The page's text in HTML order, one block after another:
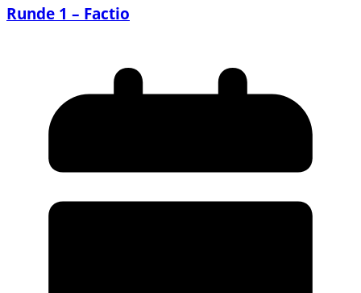
Runde 1 – Factio